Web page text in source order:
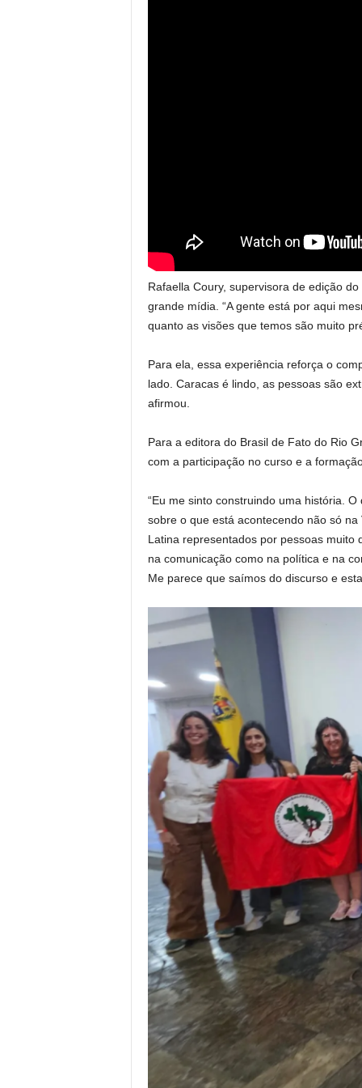
Rafaella Coury, supervisora de edição
grande mídia. “A gente está por aqui
quanto as visões que temos são muito
Para ela, essa experiência reforça o
lado. Caracas é lindo, as pessoas são
afirmou.
Para a editora do Brasil de Fato do Rio
com a participação no curso e a
“Eu me sinto construindo uma história.
sobre o que está acontecendo não só
Latina representados por pessoas muito
na comunicação como na política e na
Me parece que saímos do discurso e